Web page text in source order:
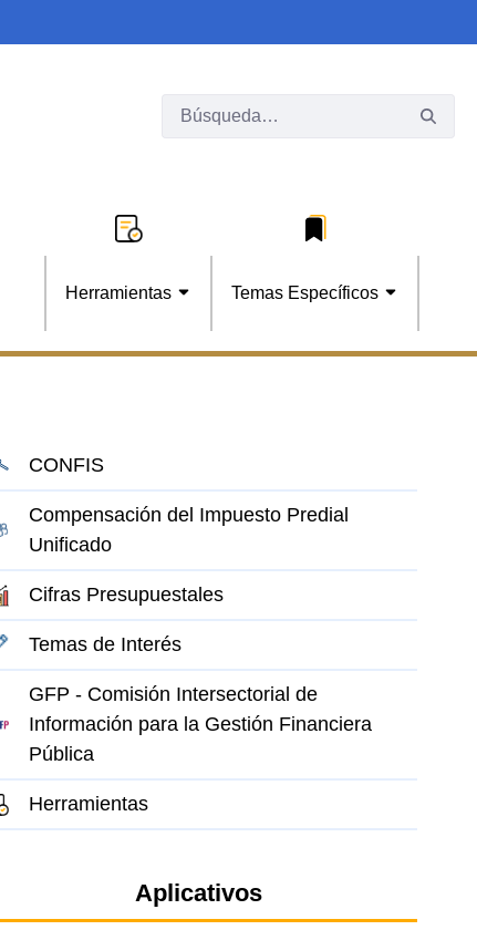
Herramientas Temas Específicos
CONFIS
Compensación del Impuesto Predial
Unificado
Cifras Presupuestales
Temas de Interés
GFP - Comisión Intersectorial de
Información para la Gestión Financiera
Pública
Herramientas
Aplicativos